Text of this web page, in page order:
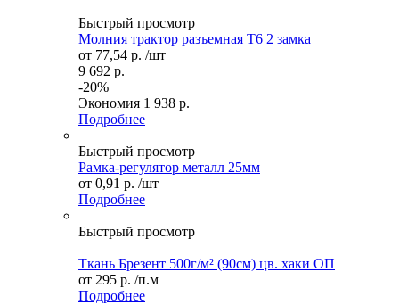
Быстрый просмотр
Молния трактор разъемная Т6 2 замка
от 77,54 р. /шт
9 692 р.
-20%
Экономия 1 938 р.
Подробнее
Быстрый просмотр
Рамка-регулятор металл 25мм
от 0,91 р. /шт
Подробнее
Быстрый просмотр
Ткань Брезент 500г/м² (90см) цв. хаки ОП
от 295 р. /п.м
Подробнее